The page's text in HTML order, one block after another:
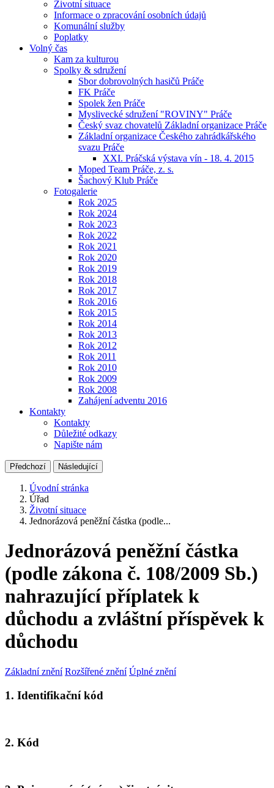
Životní situace
Informace o zpracování osobních údajů
Komunální služby
Poplatky
Volný čas
Kam za kulturou
Spolky & sdružení
Sbor dobrovolných hasičů Práče
FK Práče
Spolek žen Práče
Myslivecké sdružení "ROVINY" Práče
Český svaz chovatelů Základní organizace Práče
Základní organizace Českého zahrádkářského
svazu Práče
XXI. Práčská výstava vín - 18. 4. 2015
Moped Team Práče, z. s.
Šachový Klub Práče
Fotogalerie
Rok 2025
Rok 2024
Rok 2023
Rok 2022
Rok 2021
Rok 2020
Rok 2019
Rok 2018
Rok 2017
Rok 2016
Rok 2015
Rok 2014
Rok 2013
Rok 2012
Rok 2011
Rok 2010
Rok 2009
Rok 2008
Zahájení adventu 2016
Kontakty
Kontakty
Důležité odkazy
Napište nám
Předchozí Následující
Úvodní stránka
Úřad
Životní situace
Jednorázová peněžní částka (podle...
Jednorázová peněžní částka
(podle zákona č. 108/2009 Sb.)
nahrazující příplatek k
důchodu a zvláštní příspěvek k
důchodu
Základní znění Rozšířené znění Úplné znění
1. Identifikační kód
2. Kód